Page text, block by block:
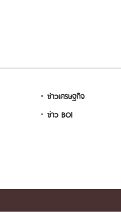
ข่าวเศรษฐกิจ
ข่าว BOI